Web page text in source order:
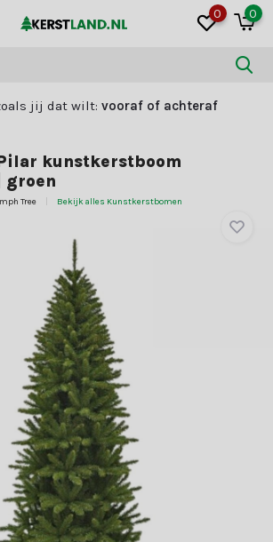
0 0
jij dat wilt: vooraf of achteraf
kunstkerstboom
groen
Tree Bekijk alles Kunstkerstbomen